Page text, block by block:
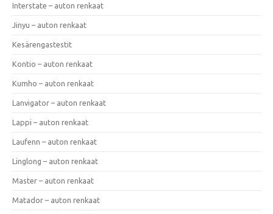
Interstate – auton renkaat
Jinyu – auton renkaat
Kesärengastestit
Kontio – auton renkaat
Kumho – auton renkaat
Lanvigator – auton renkaat
Lappi – auton renkaat
Laufenn – auton renkaat
Linglong – auton renkaat
Master – auton renkaat
Matador – auton renkaat